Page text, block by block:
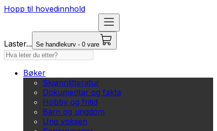
Hopp til hovedinnhold
Laster... Se handlekurv - 0 vare
Bøker
Skjønnlitteratur
Dokumentar og fakta
Hobby og fritid
Barn og ungdom
Ung voksen